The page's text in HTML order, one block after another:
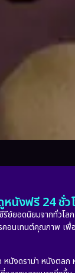
นังฟรี 24 ชั่
อดนิยมจากทั่วโ
อนเทนต์คุณภาพ เ
หนังดราม่า หนังต